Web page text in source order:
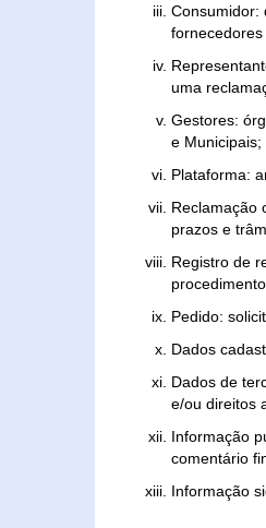
Consumidor:
uma
Gestores:
e Municipais;
Plataforma:
Reclamação
prazos e
Registro de
Pedido:
Dados
Dados de
e/ou direitos
Informação
comentário
Informação